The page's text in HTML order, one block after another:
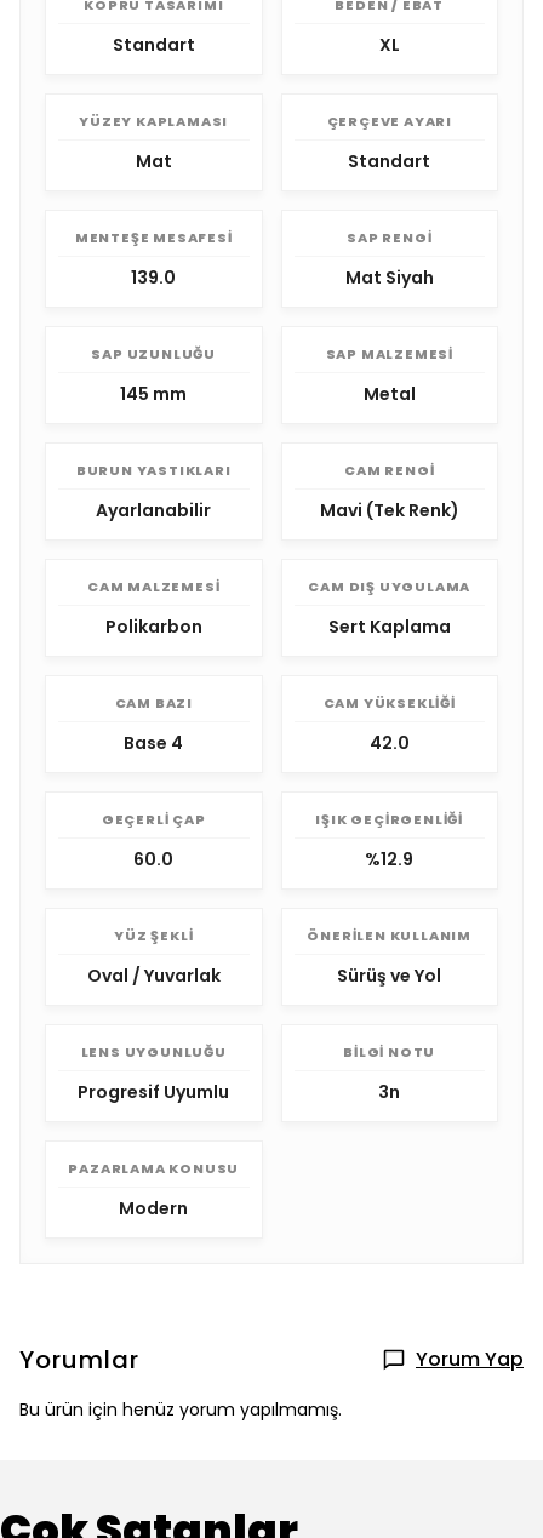
KÖPRÜ TASARIMI
Standart
BEDEN / EBAT
XL
YÜZEY KAPLAMASI
Mat
ÇERÇEVE AYARI
Standart
MENTEŞE MESAFESI
139.0
SAP RENGI
Mat Siyah
SAP UZUNLUĞU
145 mm
SAP MALZEMESI
Metal
BURUN YASTIKLARI
Ayarlanabilir
CAM RENGI
Mavi (Tek Renk)
CAM MALZEMESI
Polikarbon
CAM DIŞ UYGULAMA
Sert Kaplama
CAM BAZI
Base 4
CAM YÜKSEKLIĞI
42.0
GEÇERLI ÇAP
60.0
IŞIK GEÇIRGENLIĞI
%12.9
YÜZ ŞEKLI
Oval / Yuvarlak
ÖNERILEN KULLANIM
Sürüş ve Yol
LENS UYGUNLUĞU
Progresif Uyumlu
BILGI NOTU
3n
PAZARLAMA KONUSU
Modern
Yorumlar Yorum Yap
Bu ürün için henüz yorum yapılmamış.